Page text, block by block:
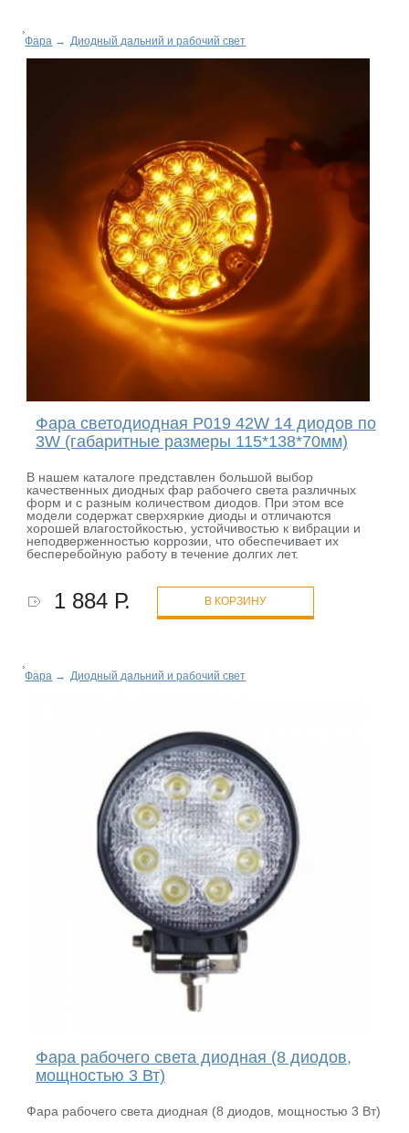
Фара → Диодный дальний и рабочий свет
Фара светодиодная P019 42W 14 диодов по
3W (габаритные размеры 115*138*70мм)
В нашем каталоге представлен большой выбор
качественных диодных фар рабочего света различных
форм и с разным количеством диодов. При этом все
модели содержат сверхяркие диоды и отличаются
хорошей влагостойкостью, устойчивостью к вибрации и
неподверженностью коррозии, что обеспечивает их
бесперебойную работу в течение долгих лет.
1 884 Р. В КОРЗИНУ
Фара → Диодный дальний и рабочий свет
Фара рабочего света диодная (8 диодов,
мощностью 3 Вт)
Фара рабочего света диодная (8 диодов, мощностью 3 Вт)